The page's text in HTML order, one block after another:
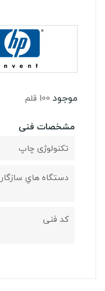
موجود 100 قلم
مشخصات فنی
تکنولوژی چاپ
دستگاه هاي سازگار
کد فنی